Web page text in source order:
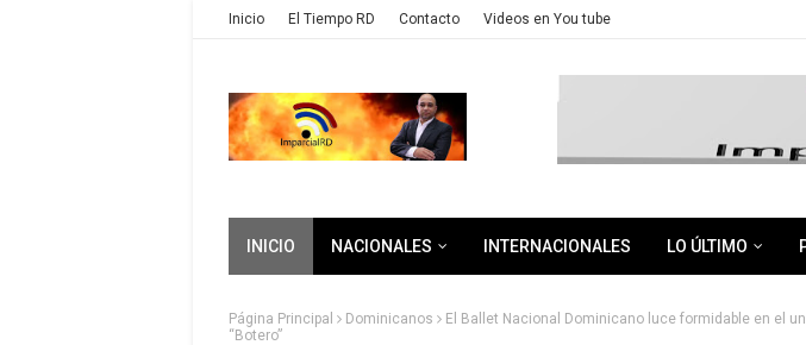
Inicio El Tiempo RD Contacto Videos en You tube
INICIO NACIONALES INTERNACIONALES LO ÚLTIMO
Página Principal Dominicanos
El Ballet Nacional Dominicano luce formidable en el
“Botero”